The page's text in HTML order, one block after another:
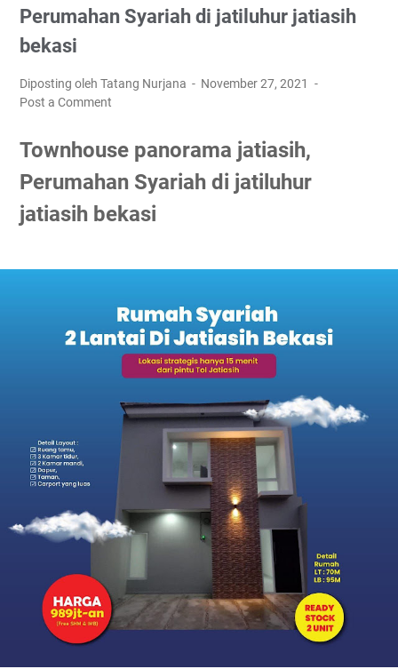
Perumahan Syariah di jatiluhur jatiasih
bekasi
Diposting oleh Tatang Nurjana
November 27, 2021
Post a Comment
Townhouse panorama jatiasih,
Perumahan Syariah di jatiluhur
jatiasih bekasi